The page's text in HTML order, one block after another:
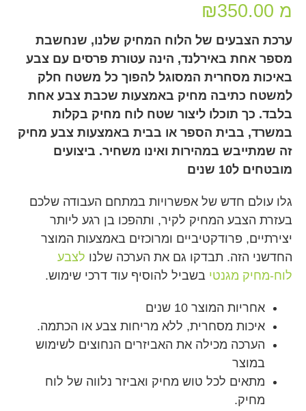
מ ₪350.00
ערכת הצבעים של הלוח המחיק שלנו, שנחשבת
מספר אחת באירלנד, הינה עטורת פרסים עם צבע
באיכות מסחרית המסוגל להפוך כל משטח חלק
למשטח כתיבה מחיק באמצעות שכבת צבע אחת
בלבד. כך תוכלו ליצור שטח לוח מחיק בקלות
במשרד, בבית הספר או בבית באמצעות צבע מחיק
זה שמתייבש במהירות ואינו משחיר. ביצועים
מובטחים ל10 שנים
גלו עולם חדש של אפשרויות במתחם העבודה שלכם
בעזרת הצבע המחיק לקיר, ותהפכו בן רגע ליותר
יצירתיים, פרודקטיביים ומרוכזים באמצעות המוצר
החדשני הזה. תבדקו גם את הערכה שלנו לצבע
לוח-מחיק מגנטי בשביל להוסיף עוד דרכי שימוש.
אחריות המוצר 10 שנים
איכות מסחרית, ללא מריחות צבע או הכתמה.
הערכה מכילה את האביזרים הנחוצים לשימוש
במוצר
מתאים לכל טוש מחיק ואביזר נלווה של לוח
מחיק.